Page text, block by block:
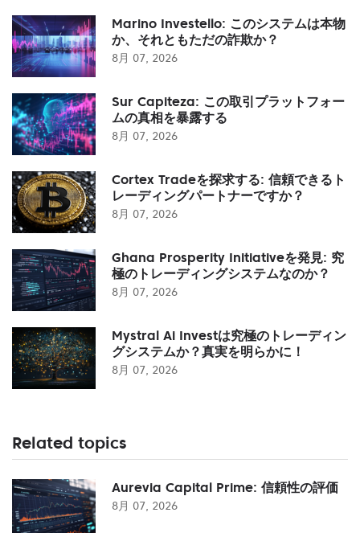
Marino Investello: このシステムは本物
か、それともただの詐欺か？
8月 07, 2026
Sur Capiteza: この取引プラットフォー
ムの真相を暴露する
8月 07, 2026
Cortex Tradeを探求する: 信頼できるト
レーディングパートナーですか？
8月 07, 2026
Ghana Prosperity Initiativeを発見: 究
極のトレーディングシステムなのか？
8月 07, 2026
Mystral Ai Investは究極のトレーディン
グシステムか？真実を明らかに！
8月 07, 2026
Related topics
Aurevia Capital Prime: 信頼性の評価
8月 07, 2026